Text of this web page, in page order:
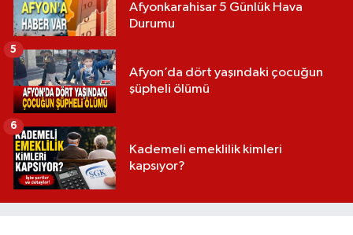
Afyonkarahisar 5 Günlük Hava
Durumu
Afyon’da dört yaşındaki çocuğun
şüpheli ölümü
5
Kademeli emeklilik kimleri
kapsıyor?
6